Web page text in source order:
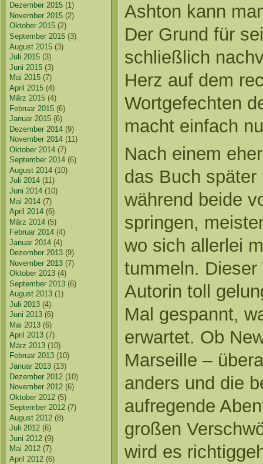
Dezember 2015 (1)
November 2015 (2)
Oktober 2015 (2)
September 2015 (3)
August 2015 (3)
Juli 2015 (3)
Juni 2015 (3)
Mai 2015 (7)
April 2015 (4)
März 2015 (4)
Februar 2015 (6)
Januar 2015 (6)
Dezember 2014 (9)
November 2014 (11)
Oktober 2014 (7)
September 2014 (6)
August 2014 (10)
Juli 2014 (11)
Juni 2014 (10)
Mai 2014 (7)
April 2014 (6)
März 2014 (5)
Februar 2014 (4)
Januar 2014 (4)
Dezember 2013 (9)
November 2013 (7)
Oktober 2013 (4)
September 2013 (6)
August 2013 (1)
Juli 2013 (4)
Juni 2013 (6)
Mai 2013 (6)
April 2013 (7)
März 2013 (10)
Februar 2013 (10)
Januar 2013 (13)
Dezember 2012 (10)
November 2012 (6)
Oktober 2012 (5)
September 2012 (7)
August 2012 (8)
Juli 2012 (6)
Juni 2012 (9)
Mai 2012 (7)
April 2012 (6)
Ashton kann
Der Grund für
schließlich
Herz auf dem
Wortgefechten
macht einfach
Nach einem
das Buch
während beide
springen,
wo sich allerlei
tummeln.
Autorin toll
Mal gespannt,
erwartet. Ob
Marseille –
anders und die
aufregende
großen
wird es